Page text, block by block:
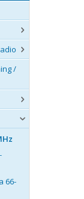
/
66-